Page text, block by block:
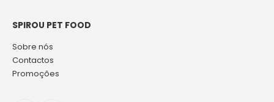
SPIROU PET FOOD
Sobre nós
Contactos
Promoções